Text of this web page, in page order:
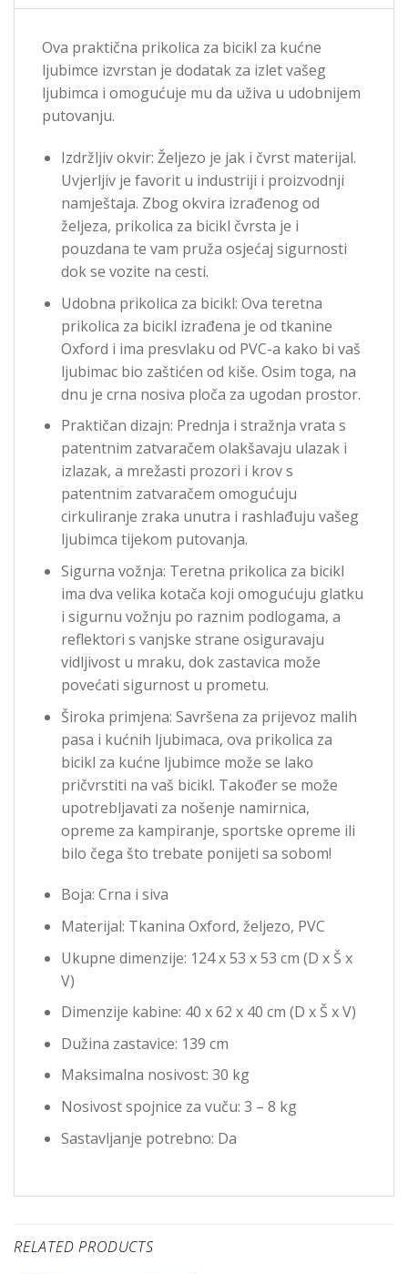
Ova praktična prikolica za bicikl za kućne
ljubimce izvrstan je dodatak za izlet vašeg
ljubimca i omogućuje mu da uživa u udobnijem
putovanju.
Izdržljiv okvir: Željezo je jak i čvrst materijal.
Uvjerljiv je favorit u industriji i proizvodnji
namještaja. Zbog okvira izrađenog od
željeza, prikolica za bicikl čvrsta je i
pouzdana te vam pruža osjećaj sigurnosti
dok se vozite na cesti.
Udobna prikolica za bicikl: Ova teretna
prikolica za bicikl izrađena je od tkanine
Oxford i ima presvlaku od PVC-a kako bi vaš
ljubimac bio zaštićen od kiše. Osim toga, na
dnu je crna nosiva ploča za ugodan prostor.
Praktičan dizajn: Prednja i stražnja vrata s
patentnim zatvaračem olakšavaju ulazak i
izlazak, a mrežasti prozori i krov s
patentnim zatvaračem omogućuju
cirkuliranje zraka unutra i rashlađuju vašeg
ljubimca tijekom putovanja.
Sigurna vožnja: Teretna prikolica za bicikl
ima dva velika kotača koji omogućuju glatku
i sigurnu vožnju po raznim podlogama, a
reflektori s vanjske strane osiguravaju
vidljivost u mraku, dok zastavica može
povećati sigurnost u prometu.
Široka primjena: Savršena za prijevoz malih
pasa i kućnih ljubimaca, ova prikolica za
bicikl za kućne ljubimce može se lako
pričvrstiti na vaš bicikl. Također se može
upotrebljavati za nošenje namirnica,
opreme za kampiranje, sportske opreme ili
bilo čega što trebate ponijeti sa sobom!
Boja: Crna i siva
Materijal: Tkanina Oxford, željezo, PVC
Ukupne dimenzije: 124 x 53 x 53 cm (D x Š x
V)
Dimenzije kabine: 40 x 62 x 40 cm (D x Š x V)
Dužina zastavice: 139 cm
Maksimalna nosivost: 30 kg
Nosivost spojnice za vuču: 3 – 8 kg
Sastavljanje potrebno: Da
RELATED PRODUCTS